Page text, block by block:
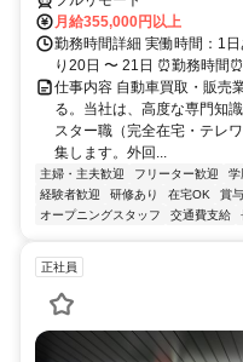
月給355,000円以上
勤務時間詳細 実働時間：1
り20日 〜 21日 ⏰勤務時間
仕事内容 自動車買取・販売
る。当社は、高度な専門知
スター職（完全在宅・テレ
集します。外回...
主婦・主夫歓迎 フリーター歓迎 学
経験者歓迎
研修あり 在宅OK 賞
オープニングスタッフ
交通費支給
正社員